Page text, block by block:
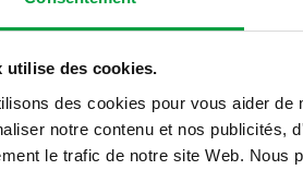
utilise des cookies.
des cookies pour vous aider
notre contenu et nos publicités,
le trafic de notre site Web. Nous
40 50